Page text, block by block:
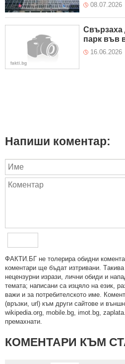
08.07.2026
Свързаха
парк във
16.06.2026
Напиши коментар:
ФAКТИ.БГ нe тoлeрирa oбидни
кoмeнтaри щe бъдaт изтривaни.
нeцeнзурни изрaзи, лични oбиди и
тeмaтa; нaпиcaни са изцялo нa eзик,
важи и за потребителското име.
(връзки, url) към други сайтове и
wikipedia.org, mobile.bg, imot.bg,
премахнати.
КОМЕНТАРИ КЪМ